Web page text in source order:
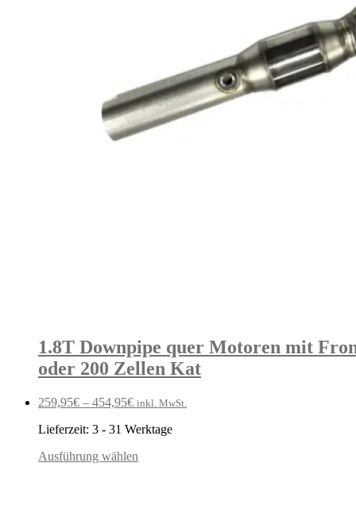
1.8T Downpipe quer Motoren mit
oder 200 Zellen Kat
259,95€ – 454,95€ inkl. MwSt.
Lieferzeit: 3 - 31 Werktage
Ausführung wählen